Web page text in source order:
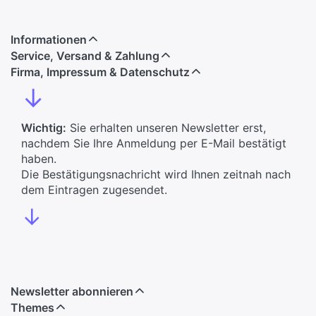
Informationen
Service, Versand & Zahlung
Firma, Impressum & Datenschutz
↓
Wichtig: Sie erhalten unseren Newsletter erst,
nachdem Sie Ihre Anmeldung per E-Mail bestätigt
haben.
Die Bestätigungsnachricht wird Ihnen zeitnah nach
dem Eintragen zugesendet.
↓
Newsletter abonnieren
Themes